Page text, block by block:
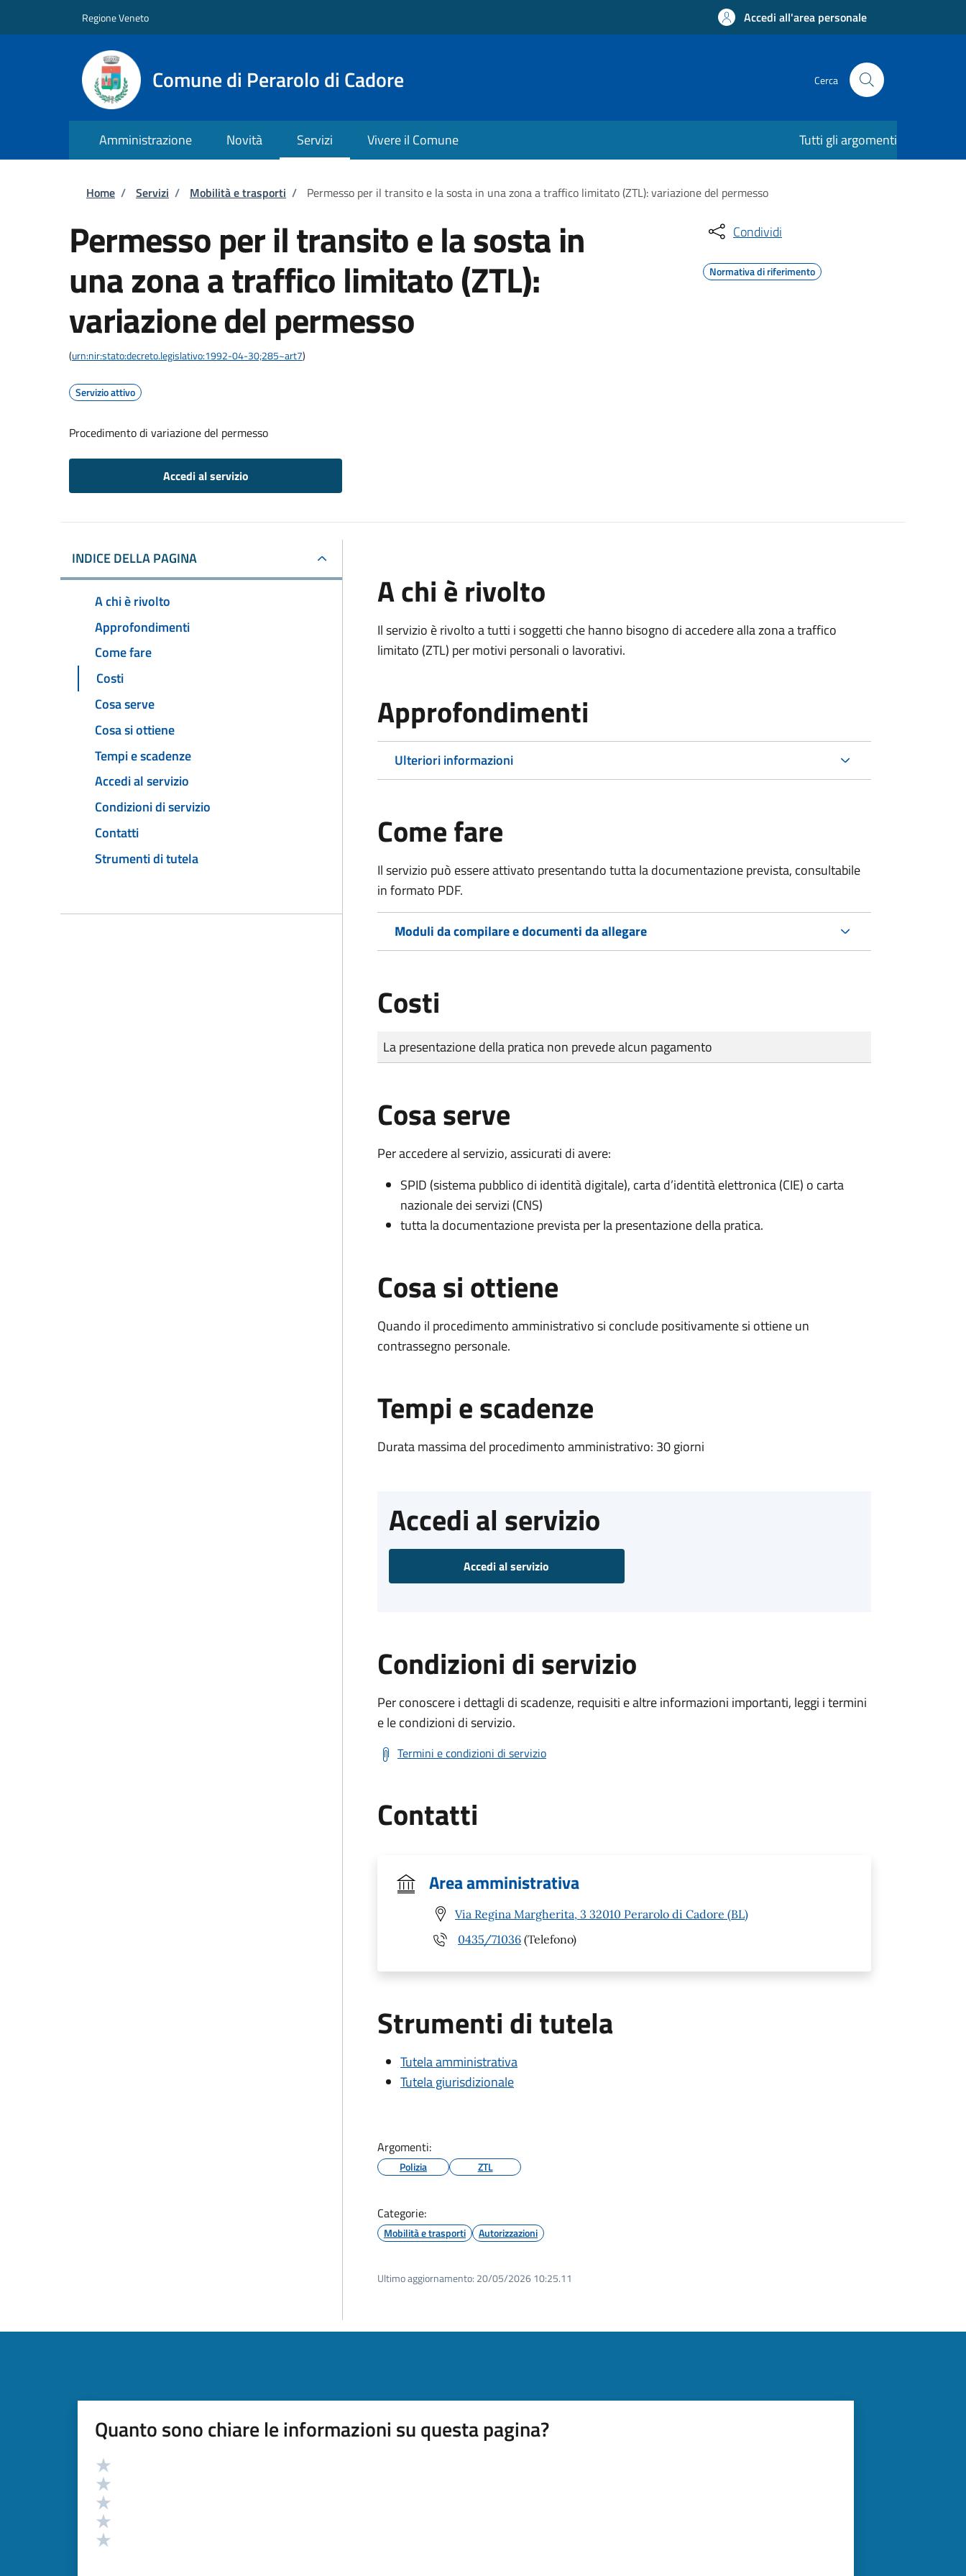
Regione Veneto Accedi all'area personale
Comune di Perarolo di Cadore Cerca
Amministrazione Novità Servizi Vivere il Comune Tutti gli argomenti
Briciole di pane
Home / Servizi / Mobilità e trasporti / Permesso per il transito e la sosta in una zona a traffico limitato (ZTL): variazione del permesso
Permesso per il transito e la sosta in
una zona a traffico limitato (ZTL):
variazione del permesso
(urn:nir:stato:decreto.legislativo:1992-04-30;285~art7)
Servizio attivo
Procedimento di variazione del permesso
Accedi al servizio
Condividi
Normativa di riferimento
INDICE DELLA PAGINA
A chi è rivolto
Approfondimenti
Come fare
Costi
Cosa serve
Cosa si ottiene
Tempi e scadenze
Accedi al servizio
Condizioni di servizio
Contatti
Strumenti di tutela
A chi è rivolto
Il servizio è rivolto a tutti i soggetti che hanno bisogno di accedere alla zona a traffico
limitato (ZTL) per motivi personali o lavorativi.
Approfondimenti
Ulteriori informazioni
Come fare
Il servizio può essere attivato presentando tutta la documentazione prevista, consultabile
in formato PDF.
Moduli da compilare e documenti da allegare
Costi
Tipo di pagamento
Importo
La presentazione della pratica non prevede alcun pagamento
Cosa serve
Per accedere al servizio, assicurati di avere:
SPID (sistema pubblico di identità digitale), carta d’identità elettronica (CIE) o carta
nazionale dei servizi (CNS)
tutta la documentazione prevista per la presentazione della pratica.
Cosa si ottiene
Quando il procedimento amministrativo si conclude positivamente si ottiene un
contrassegno personale.
Tempi e scadenze
Durata massima del procedimento amministrativo: 30 giorni
Accedi al servizio
Accedi al servizio
Condizioni di servizio
Per conoscere i dettagli di scadenze, requisiti e altre informazioni importanti, leggi i termini
e le condizioni di servizio.
Termini e condizioni di servizio
Contatti
Area amministrativa
Via Regina Margherita, 3 32010 Perarolo di Cadore (BL)
0435/71036 (Telefono)
Strumenti di tutela
Tutela amministrativa
Tutela giurisdizionale
Argomenti:
Polizia ZTL
Categorie:
Mobilità e trasporti Autorizzazioni
Ultimo aggiornamento: 20/05/2026 10:25.11
Quanto sono chiare le informazioni su questa pagina?
Valutazione